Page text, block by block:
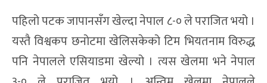
पहिलो पटक जापानसँग खेल्दा नेपाल ८-० ले पराजित भयो ।
यस्तै विश्वकप छनोटमा खेलिसकेको टिम भियतनाम विरुद्ध
पनि नेपालले एसियाडमा खेल्यो । त्यस खेलमा भने नेपाल